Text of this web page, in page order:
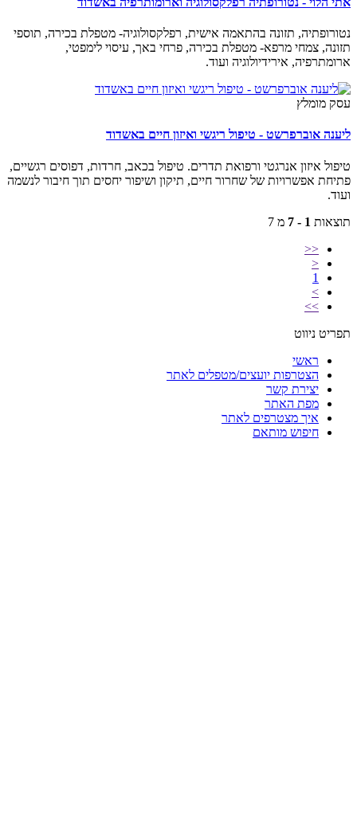
נטורופתיה, תזונה בהתאמה אישית, רפלקסולוגיה- מטפלת בכירה, תוספי
תזונה, צמחי מרפא- מטפלת בכירה, פרחי באך, עיסוי לימפטי,
ארומתרפיה, אירידיולוגיה ועוד.
עסק מומלץ
ליענה אוברפרשט - טיפול ריגשי ואיזון חיים באשדוד
טיפול איזון אנרגטי ורפואת תדרים. טיפול בכאב, חרדות, דפוסים רגשיים,
פתיחת אפשרויות של שחרור חיים, תיקון ושיפור יחסים תוך חיבור לנשמה
ועוד.
תוצאות 1 - 7
מ 7
<<
<
1
>
>>
תפריט ניווט
ראשי
הצטרפות יועצים/מטפלים לאתר
יצירת קשר
מפת האתר
איך מצטרפים לאתר
חיפוש מותאם